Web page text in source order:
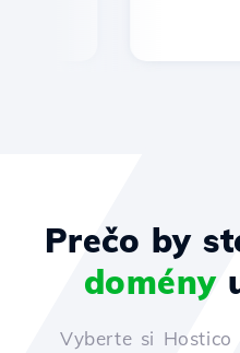
Prečo by
domény
Vyberte si Hostico